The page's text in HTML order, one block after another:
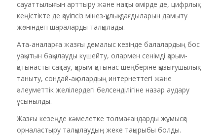
сауаттылығын арттыру және нақты өмірде де, цифрлық
кеңістікте де қауіпсіз мінез-құлық дағдыларын дамыту
жөніндегі шараларды талқылады.
Ата-аналарға жазғы демалыс кезінде балалардың бос
уақытын бақылауды күшейту, олармен сенімді қарым-
қатынасты сақтау, қарым-қатынас шеңберіне қызығушылық
таныту, сондай-ақ олардың интернеттегі және
әлеуметтік желілердегі белсенділігіне назар аудару
ұсынылды.
Жазғы кезеңде кәмелетке толмағандарды жұмысқа
орналастыру талқылаудың жеке тақырыбы болды.